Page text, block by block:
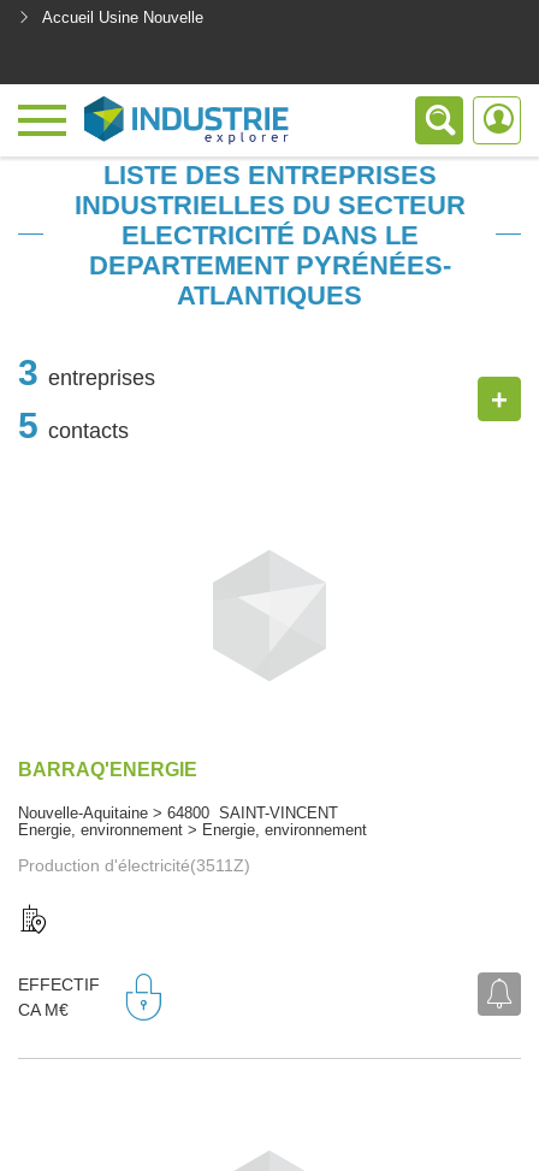
Accueil Usine Nouvelle
LISTE DES ENTREPRISES
INDUSTRIELLES DU SECTEUR
ELECTRICITÉ DANS LE
DEPARTEMENT PYRÉNÉES-
ATLANTIQUES
3 entreprises
5 contacts
+
BARRAQ'ENERGIE
Nouvelle-Aquitaine > 64800 SAINT-VINCENT
Energie, environnement > Energie, environnement
Production d'électricité(3511Z)
EFFECTIF
CA M€